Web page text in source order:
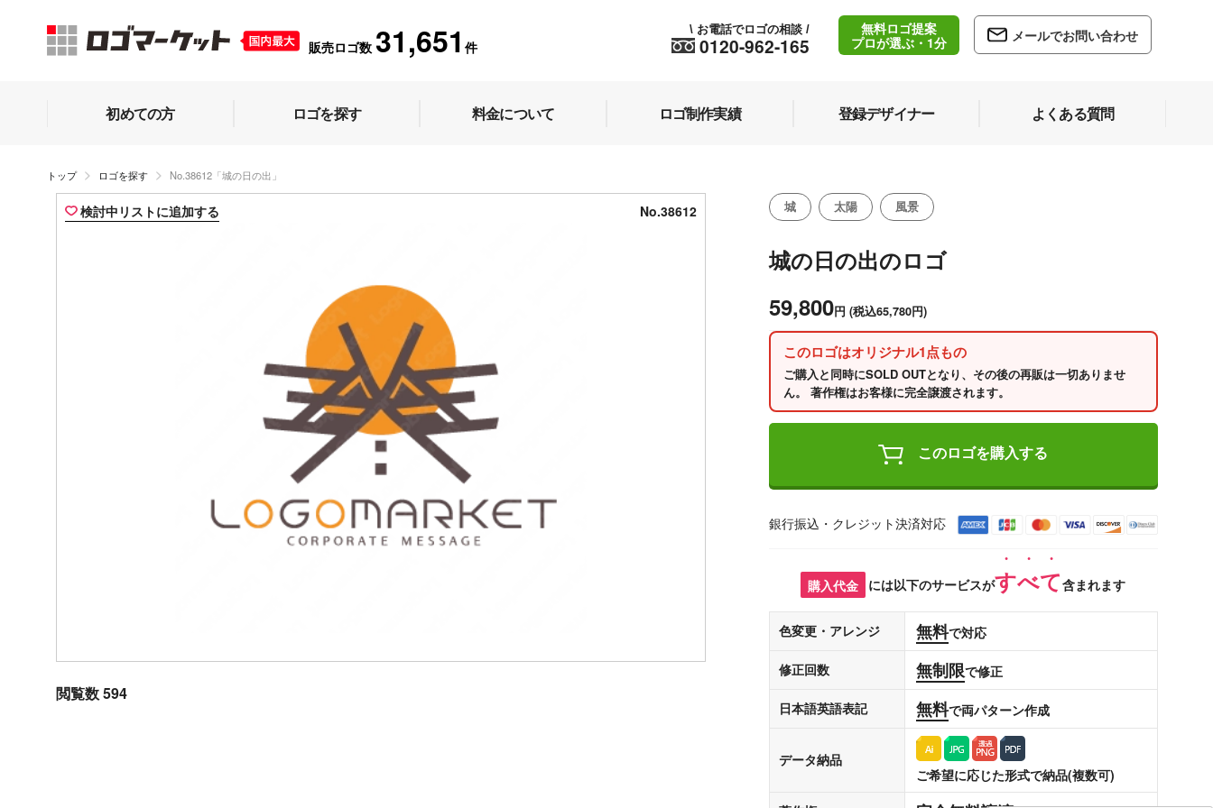
販売ロゴ数 31,651 件 0120-962-165
\ お電話でロゴの相談 /
無料ロゴ提案
プロが選ぶ・1分
メールでお問い合わせ
初めての方 ロゴを探す 料金について ロゴ制作実績 登録デザイナー よくある質問
トップ ロゴを探す No.38612「城の日の出」
検討中リストに追加する No.38612
閲覧数 594
城 太陽 風景
城の日の出のロゴ
59,800円 (税込65,780円)
このロゴはオリジナル1点もの
ご購入と同時にSOLD OUTとなり、その後の再販は一切ありませ
ん。 著作権はお客様に完全譲渡されます。
このロゴを購入する
銀行振込・クレジット決済対応
購入代金 には以下のサービスがすべて含まれます
色変更・アレンジ 無料で対応
修正回数 無制限で修正
日本語英語表記 無料で両パターン作成
データ納品
ご希望に応じた形式で納品(複数可)